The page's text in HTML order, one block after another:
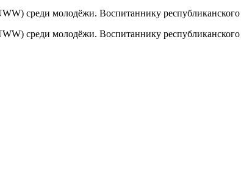
среди молодёжи. Воспитаннику
среди молодёжи. Воспитаннику